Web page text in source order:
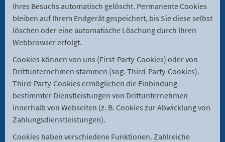
Ihres Besuchs automatisch gelöscht. Permanente Cookies
bleiben auf Ihrem Endgerät gespeichert, bis Sie diese selbst
löschen oder eine automatische Löschung durch Ihren
Webbrowser erfolgt.
Cookies können von uns (First-Party-Cookies) oder von
Drittunternehmen stammen (sog. Third-Party-Cookies).
Third-Party-Cookies ermöglichen die Einbindung
bestimmter Dienstleistungen von Drittunternehmen
innerhalb von Webseiten (z. B. Cookies zur Abwicklung von
Zahlungsdienstleistungen).
Cookies haben verschiedene Funktionen. Zahlreiche